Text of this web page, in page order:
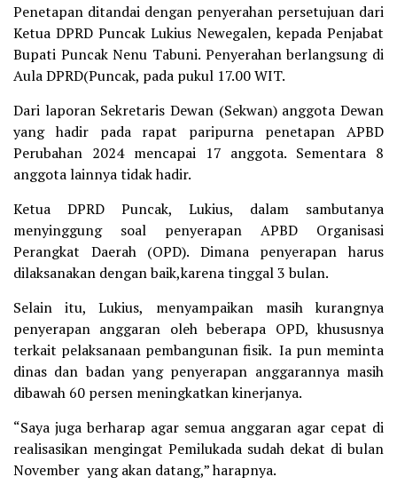
Penetapan ditandai dengan penyerahan persetujuan dari
Ketua DPRD Puncak Lukius Newegalen, kepada Penjabat
Bupati Puncak Nenu Tabuni. Penyerahan berlangsung di
Aula DPRD(Puncak, pada pukul 17.00 WIT.
Dari laporan Sekretaris Dewan (Sekwan) anggota Dewan
yang hadir pada rapat paripurna penetapan APBD
Perubahan 2024 mencapai 17 anggota. Sementara 8
anggota lainnya tidak hadir.
Ketua DPRD Puncak, Lukius, dalam sambutanya
menyinggung soal penyerapan APBD Organisasi
Perangkat Daerah (OPD). Dimana penyerapan harus
dilaksanakan dengan baik,karena tinggal 3 bulan.
Selain itu, Lukius, menyampaikan masih kurangnya
penyerapan anggaran oleh beberapa OPD, khususnya
terkait pelaksanaan pembangunan fisik. Ia pun meminta
dinas dan badan yang penyerapan anggarannya masih
dibawah 60 persen meningkatkan kinerjanya.
“Saya juga berharap agar semua anggaran agar cepat di
realisasikan mengingat Pemilukada sudah dekat di bulan
November yang akan datang,” harapnya.